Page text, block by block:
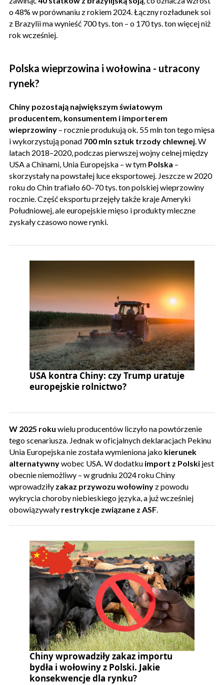
o 48% w porównaniu z rokiem 2024. Łączny rozładunek soi
z Brazylii ma wynieść 700 tys. ton – o 170 tys. ton więcej niż
rok wcześniej.
Polska wieprzowina i wołowina - utracony
rynek?
Chiny pozostają największym światowym
producentem, konsumentem i importerem
wieprzowiny – rocznie produkują ok. 55 mln ton tego mięsa
i wykorzystują ponad 700 mln sztuk trzody chlewnej . W
latach 2018–2020, podczas pierwszej wojny celnej między
USA a Chinami, Unia Europejska – w tym Polska –
skorzystały na powstałej luce eksportowej. Jeszcze w 2020
roku do Chin trafiało 60–70 tys. ton polskiej wieprzowiny
rocznie. Część eksportu przejęły także kraje Ameryki
Południowej, ale europejskie mięso i produkty mleczne
zyskały czasowo nowe rynki.
USA kontra Chiny: czy Trump uratuje
europejskie rolnictwo?
W 2025 roku wielu producentów liczyło na powtórzenie
tego scenariusza. Jednak w oficjalnych deklaracjach Pekinu
Unia Europejska nie została wymieniona jako kierunek
alternatywnywobec USA. W dodatku import z Polski jest
obecnie niemożliwy – w grudniu 2024 roku Chiny
wprowadziły zakaz przywozu wołowiny z powodu
wykrycia choroby niebieskiego języka, a już wcześniej
obowiązywały restrykcje związane z ASF.
Chiny wprowadziły zakaz importu
bydła i wołowiny z Polski. Jakie
konsekwencje dla rynku?